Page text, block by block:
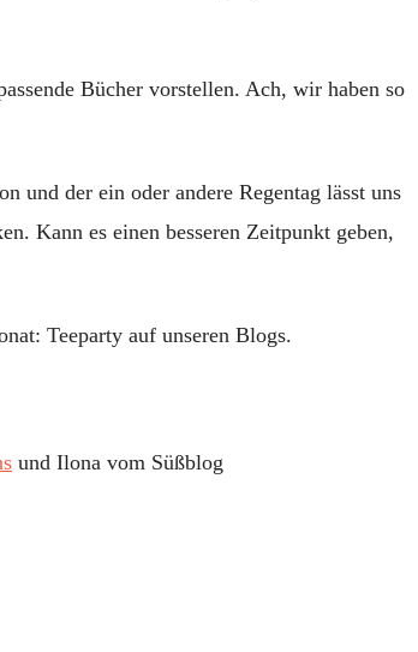
Bücher vorstellen. Ach, wir haben so
und der ein oder andere Regentag lässt uns
Kann es einen besseren Zeitpunkt geben,
Teeparty auf unseren Blogs.
und Ilona vom Süßblog